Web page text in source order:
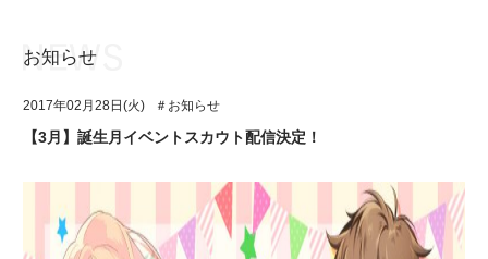
アプリゲーム
イベント・キャンペーン
ユニット&キャラクター
アプリゲーム
お知らせ
2017年02月28日(火) ＃お知らせ
【3月】誕生月イベントスカウト配信決定！